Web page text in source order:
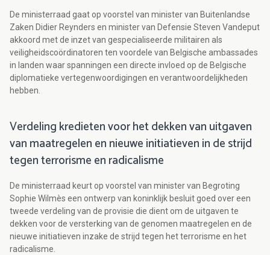
De ministerraad gaat op voorstel van minister van Buitenlandse
Zaken Didier Reynders en minister van Defensie Steven Vandeput
akkoord met de inzet van gespecialiseerde militairen als
veiligheidscoördinatoren ten voordele van Belgische ambassades
in landen waar spanningen een directe invloed op de Belgische
diplomatieke vertegenwoordigingen en verantwoordelijkheden
hebben.
Verdeling kredieten voor het dekken van uitgaven
van maatregelen en nieuwe initiatieven in de strijd
tegen terrorisme en radicalisme
De ministerraad keurt op voorstel van minister van Begroting
Sophie Wilmès een ontwerp van koninklijk besluit goed over een
tweede verdeling van de provisie die dient om de uitgaven te
dekken voor de versterking van de genomen maatregelen en de
nieuwe initiatieven inzake de strijd tegen het terrorisme en het
radicalisme.